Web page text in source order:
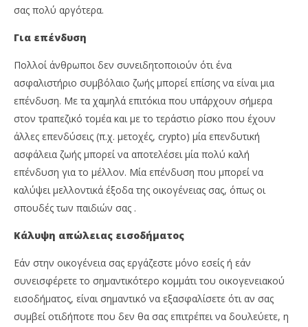
σας πολύ αργότερα.
Για επένδυση
Πολλοί άνθρωποι δεν συνειδητοποιούν ότι ένα
ασφαλιστήριο συμβόλαιο ζωής μπορεί επίσης να είναι μια
επένδυση. Με τα χαμηλά επιτόκια που υπάρχουν σήμερα
στον τραπεζικό τομέα και με το τεράστιο ρίσκο που έχουν
άλλες επενδύσεις (π.χ. μετοχές, crypto) μία επενδυτική
ασφάλεια ζωής μπορεί να αποτελέσει μία πολύ καλή
επένδυση για το μέλλον. Μία επένδυση που μπορεί να
καλύψει μελλοντικά έξοδα της οικογένειας σας, όπως οι
σπουδές των παιδιών σας .
Κάλυψη απώλειας εισοδήματος
Εάν στην οικογένεια σας εργάζεστε μόνο εσείς ή εάν
συνεισφέρετε το σημαντικότερο κομμάτι του οικογενειακού
εισοδήματος, είναι σημαντικό να εξασφαλίσετε ότι αν σας
συμβεί οτιδήποτε που δεν θα σας επιτρέπει να δουλεύετε, η